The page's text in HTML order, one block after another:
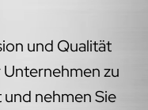
und Qualität
zu
nehmen Sie